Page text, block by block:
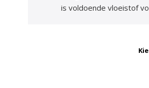
is voldoende vloeistof